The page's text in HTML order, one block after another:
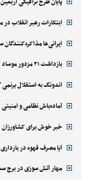
ابتکارات رهبر انقلاب در
ایرانی‌ها
بازداشت ۲۱ مزدور موساد
اندونگ به استقلال
آماده‌باش نظامی و
خبر خوش برای کشاورزان
آیا مصرف قهوه در
مهار آتش سوزی در برج